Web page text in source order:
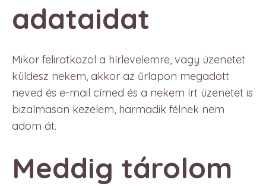
adataidat
Mikor feliratkozol a hírlevelemre, vagy üzenetet
küldesz nekem, akkor az űrlapon megadott
neved és e-mail címed és a nekem írt üzenetet is
bizalmasan kezelem, harmadik félnek nem
adom át.
Meddig tárolom